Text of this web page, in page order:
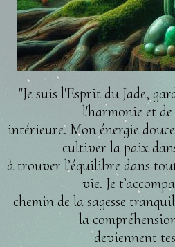
"Je suis l'Esprit du Jade,
l'harmonie et de
intérieure. Mon énergie
cultiver la paix
à trouver l’équilibre dans
vie. Je
chemin de la sagesse
la
deviennent